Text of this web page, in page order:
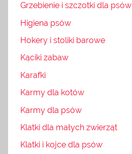
Grzebienie i szczotki dla psów
Higiena psów
Hokery i stoliki barowe
Kąciki zabaw
Karafki
Karmy dla kotów
Karmy dla psów
Klatki dla małych zwierząt
Klatki i kojce dla psów